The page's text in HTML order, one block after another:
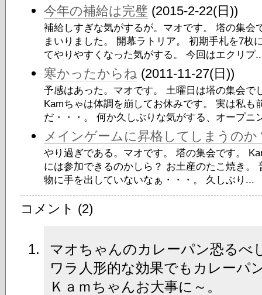
今年の補給は完璧 (2015-2-22(日))
補給しすぎな気がするが。マオです。 塔の集会
まいりました。 開幕ラトリア。 初期手札を7枚
てやりやすくなった気がする。 今回はエクリプ
寒かったからね (2011-11-27(日))
予感はあった。マオです。 土曜日は塔の集会で
Kamちゃは体調を崩してお休みです。 実は私も
だ・・・。 何か久しぶりな気がする、オープニ
メインゲームに昇格してしまうのか
やり過ぎである。マオです。 塔の集会です。
には参加できるのかしら？ お土産のたこ焼き。
物に手を出していないなぁ・・・。 久しぶり...
コメント (2)
マオちゃんのカレーパン恐るべ
ワラ人形的な効果でもカレーパ
Ｋａｍちゃんお大事に～。